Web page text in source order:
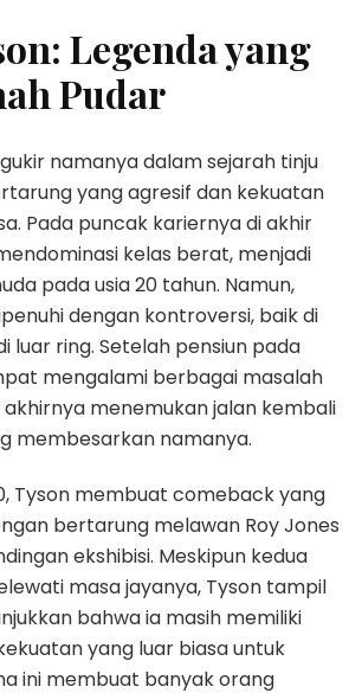
Legenda yang
Pudar
namanya dalam sejarah tinju
yang agresif dan kekuatan
Pada puncak kariernya di akhir
kelas berat, menjadi
pada usia 20 tahun. Namun,
dengan kontroversi, baik di
luar ring. Setelah pensiun pada
mengalami berbagai masalah
menemukan jalan kembali
membesarkan namanya.
Tyson membuat comeback yang
bertarung melawan Roy Jones
ekshibisi. Meskipun kedua
masa jayanya, Tyson tampil
bahwa ia masih memiliki
yang luar biasa untuk
ini membuat banyak orang